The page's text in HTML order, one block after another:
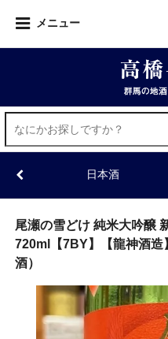
メニュー
日本酒
尾瀬の雪どけ 純米大吟醸
720ml【7BY】【龍神酒造
酒）